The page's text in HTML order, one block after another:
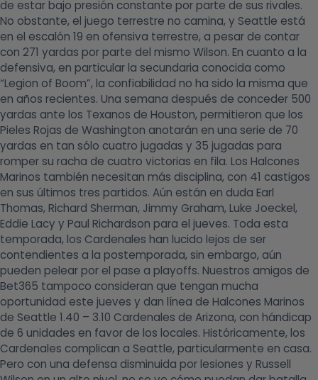
de estar bajo presión constante por parte de sus rivales.
No obstante, el juego terrestre no camina, y Seattle está
en el escalón 19 en ofensiva terrestre, a pesar de contar
con 271 yardas por parte del mismo Wilson. En cuanto a la
defensiva, en particular la secundaria conocida como
“Legion of Boom”, la confiabilidad no ha sido la misma que
en años recientes. Una semana después de conceder 500
yardas ante los Texanos de Houston, permitieron que los
Pieles Rojas de Washington anotarán en una serie de 70
yardas en tan sólo cuatro jugadas y 35 jugadas para
romper su racha de cuatro victorias en fila. Los Halcones
Marinos también necesitan más disciplina, con 41 castigos
en sus últimos tres partidos. Aún están en duda Earl
Thomas, Richard Sherman, Jimmy Graham, Luke Joeckel,
Eddie Lacy y Paul Richardson para el jueves. Toda esta
temporada, los Cardenales han lucido lejos de ser
contendientes a la postemporada, sin embargo, aún
pueden pelear por el pase a playoffs. Nuestros amigos de
Bet365 tampoco consideran que tengan mucha
oportunidad este jueves y dan línea de Halcones Marinos
de Seattle 1.40 – 3.10 Cardenales de Arizona, con hándicap
de 6 unidades en favor de los locales. Históricamente, los
Cardenales complican a Seattle, particularmente en casa.
Pero con una defensa disminuida por lesiones y Russell